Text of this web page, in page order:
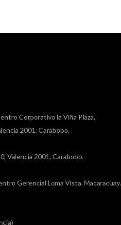
Corporativo la Viña Plaza,
2001, Carabobo.
Valencia 2001, Carabobo.
Gerencial Loma Vista. Macaracuay.